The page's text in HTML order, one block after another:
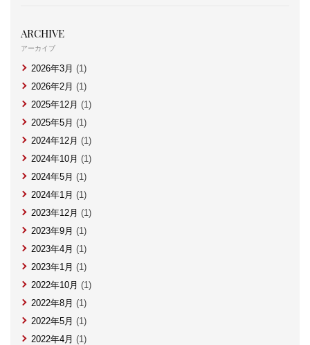
ARCHIVE
アーカイブ
2026年3月 (1)
2026年2月 (1)
2025年12月 (1)
2025年5月 (1)
2024年12月 (1)
2024年10月 (1)
2024年5月 (1)
2024年1月 (1)
2023年12月 (1)
2023年9月 (1)
2023年4月 (1)
2023年1月 (1)
2022年10月 (1)
2022年8月 (1)
2022年5月 (1)
2022年4月 (1)